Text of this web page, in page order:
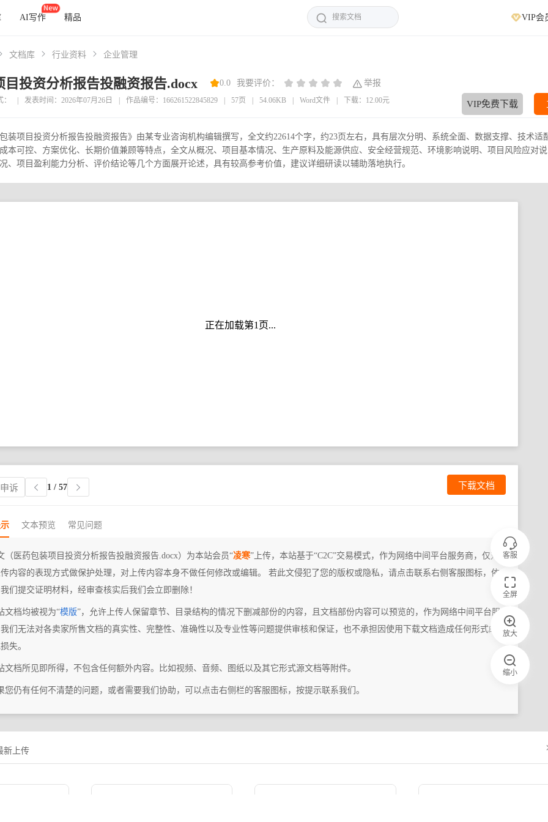
AI写作 精品 VIP会
文档库 行业资料 企业管理
目投资分析报告投融资报告.docx 0.0 我要评价： 举报
发表时间：2026年07月26日 作品编号：166261522845829 57页 54.06KB Word文件 下载：12.00元 VIP免费下载
装项目投资分析报告投融资报告》由某专业咨询机构编辑撰写，全文约22614个字，约23页左右，具有层次分明、系统全面、数据支撑、技术适
本可控、方案优化、长期价值兼顾等特点，全文从概况、项目基本情况、生产原料及能源供应、安全经营规范、环境影响说明、项目风险应对
、项目盈利能力分析、评价结论等几个方面展开论述，具有较高参考价值，建议详细研读以辅助落地执行。
正在加载第1页...
客服
全屏
放大
缩小
诉 1 / 57 下载文档
文本预览 常见问题
（医药包装项目投资分析报告投融资报告.docx）为本站会员“凌寒”上传，本站基于“C2C”交易模式，作为网络中间平台服务商，仅对
内容的表现方式做保护处理，对上传内容本身不做任何修改或编辑。 若此文侵犯了您的版权或隐私，请点击联系右侧客服图标，依
们提交证明材料，经审查核实后我们会立即删除！
文档均被视为“模版”，允许上传人保留章节、目录结构的情况下删减部份的内容，且文档部份内容可以预览的，作为网络中间平台服
们无法对各卖家所售文档的真实性、完整性、准确性以及专业性等问题提供审核和保证，也不承担因使用下载文档造成任何形式的
失。
文档所见即所得，不包含任何额外内容。比如视频、音频、图纸以及其它形式源文档等附件。
您仍有任何不清楚的问题，或者需要我们协助，可以点击右侧栏的客服图标，按提示联系我们。
新上传